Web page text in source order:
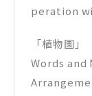
peration
「植物園」
Words and